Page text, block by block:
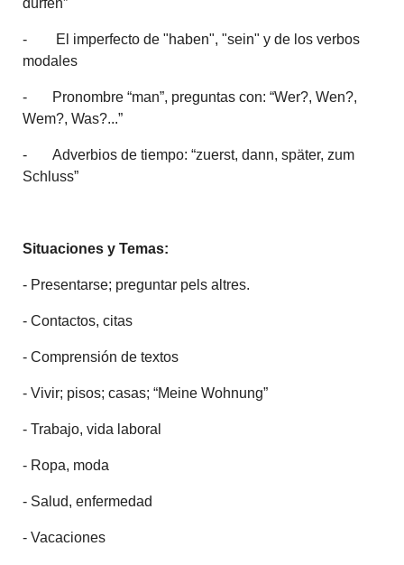
dürfen”
- El imperfecto de "haben", "sein" y de los verbos
modales
- Pronombre “man”, preguntas con: “Wer?, Wen?,
Wem?, Was?...”
- Adverbios de tiempo: “zuerst, dann, später, zum
Schluss”
Situaciones y Temas:
- Presentarse; preguntar pels altres.
- Contactos, citas
- Comprensión de textos
- Vivir; pisos; casas; “Meine Wohnung”
- Trabajo, vida laboral
- Ropa, moda
- Salud, enfermedad
- Vacaciones